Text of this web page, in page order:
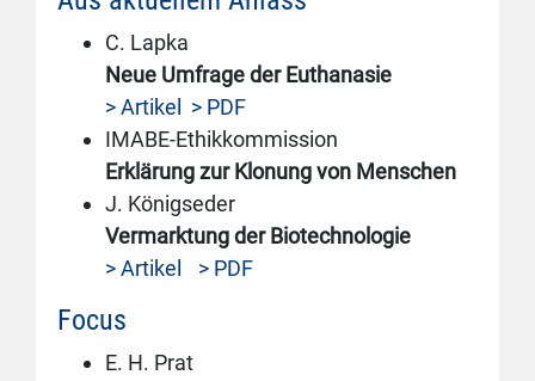
C. Lapka
Neue Umfrage der Euthanasie
> Artikel
> PDF
IMABE-Ethikkommission
Erklärung zur Klonung von Menschen
J. Königseder
Vermarktung der Biotechnologie
> Artikel
> PDF
Focus
E. H. Prat